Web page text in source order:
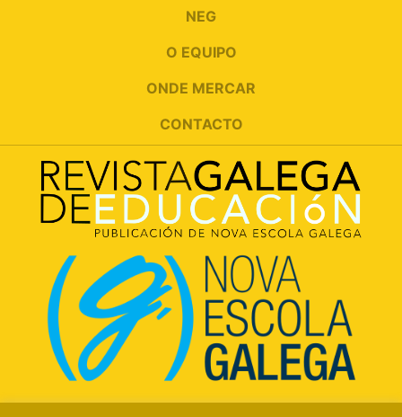
NEG
O EQUIPO
ONDE MERCAR
CONTACTO